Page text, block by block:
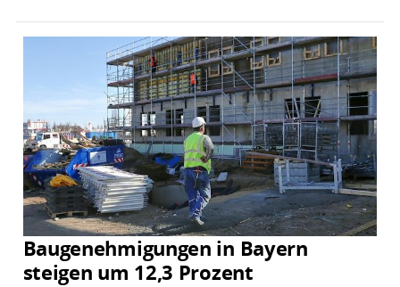
Baugenehmigungen in Bayern
steigen um 12,3 Prozent